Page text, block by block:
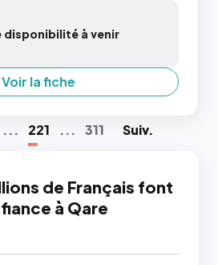
disponibilité à venir
Voir la fiche
... 221 ... 311 Suiv.
de Français font
à Qare